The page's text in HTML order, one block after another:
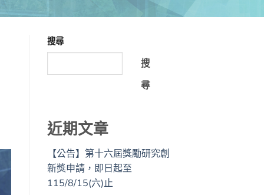
搜尋
搜
尋
近期文章
【公告】第十六屆獎勵研究創
新獎申請，即日起至
115/8/15(六)止